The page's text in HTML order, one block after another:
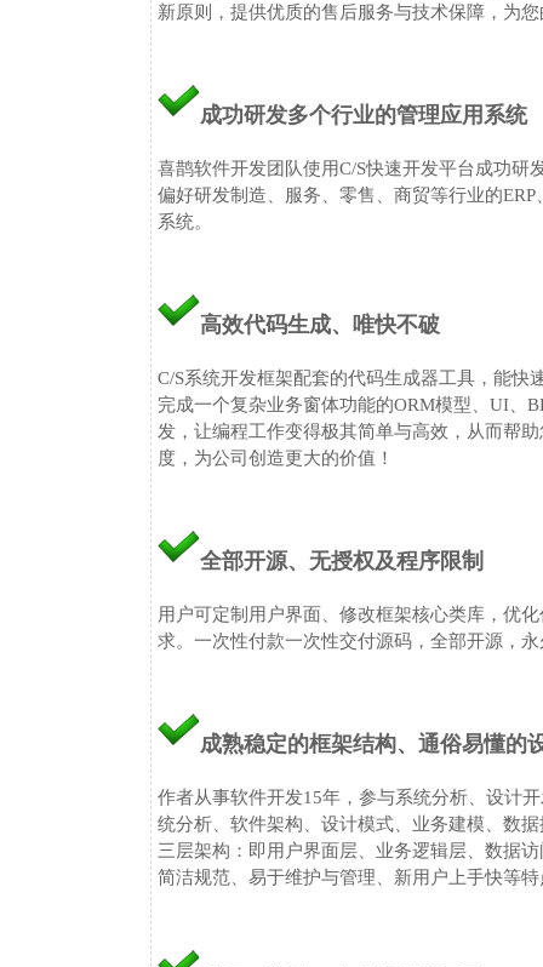
新原则，提供优质的售后服务与技术保障，为
成功研发多个行业的管理应用系统
喜鹊软件开发团队使用C/S快速开发平台成功
偏好研发制造、服务、零售、商贸等行业的ERP
系统。
高效代码生成、唯快不破
C/S系统开发框架配套的代码生成器工具，能
完成一个复杂业务窗体功能的ORM模型、UI、
发，让编程工作变得极其简单与高效，从而帮
度，为公司创造更大的价值！
全部开源、无授权及程序限制
用户可定制用户界面、修改框架核心类库，优
求。一次性付款一次性交付源码，全部开源，
成熟稳定的框架结构、通俗易懂的
作者从事软件开发15年，参与系统分析、设计
统分析、软件架构、设计模式、业务建模、数
三层架构：即用户界面层、业务逻辑层、数据
简洁规范、易于维护与管理、新用户上手快等